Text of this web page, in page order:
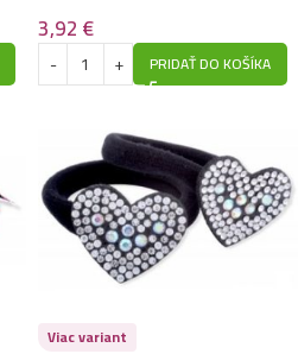
3,92€
PRIDAŤ DO KOŠÍKA
Viac variant